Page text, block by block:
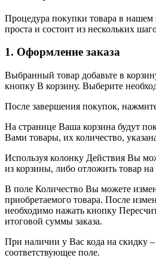
Процедура покупки товара в нашем
проста и состоит из нескольких
1. Оформление заказа
Выбранный товар добавьте в
кнопку В корзину. Выберите
После завершения покупок,
На странице Ваша корзина будут
Вами товары, их количество,
Используя колонку Действия Вы
из корзины, либо отложить товар на
В поле Количество Вы можете
приобретаемого товара. После
необходимо нажать кнопку
итоговой суммы заказа.
При наличии у Вас кода на скидку –
соответствующее поле.